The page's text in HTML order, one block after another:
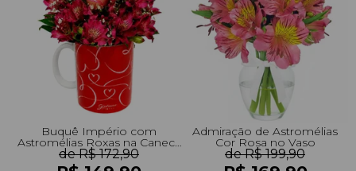
+Presentes com Flores
+Presentes por Ocasião
+Presentes para Família
+Presentes para Todos
+Tipo de Cesta
+Tipos de Buquês
+Tipos de Arranjos
+Tipos de Flores
+Por Cores
+Cidades do Sul
+Cidades do Sudeste
+Cidades do Norte
+Cidades do Nordeste
Buquê Império com
Astromélias Roxas na Caneca
Love
de R$ 172,90
Admiração de Astromélias
Cor Rosa no Vaso
de R$ 199,90